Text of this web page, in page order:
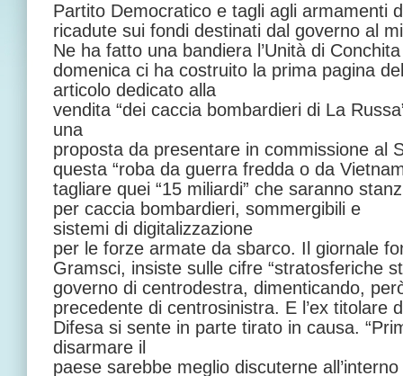
Partito Democratico e tagli agli armamenti
ricadute sui fondi destinati dal governo al
Ne ha fatto una bandiera l’Unità di
domenica ci ha costruito la prima pagina
articolo dedicato alla
vendita “dei caccia bombardieri di La
una
proposta da presentare in commissione al
questa “roba da guerra fredda o da
tagliare quei “15 miliardi” che saranno
per caccia bombardieri, sommergibili e
sistemi di digitalizzazione
per le forze armate da sbarco. Il giornale
Gramsci, insiste sulle cifre “stratosferiche
governo di centrodestra, dimenticando,
precedente di centrosinistra. E l’ex titolare
Difesa si sente in parte tirato in causa.
disarmare il
paese sarebbe meglio discuterne all’interno